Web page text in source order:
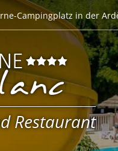
Campingplatz in der
Restaurant